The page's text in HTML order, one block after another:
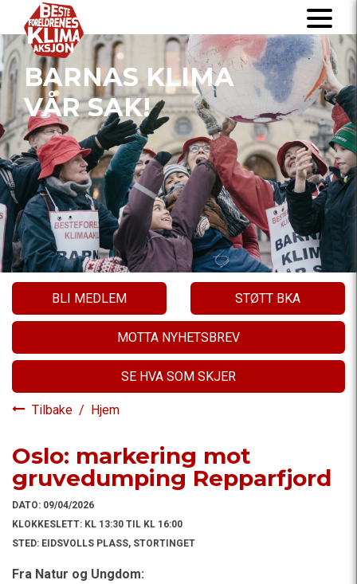
BARNAS KLIMA
VÅR SAK!
BLI MEDLEM STØTT BKA
MOTTA NYHETSBREV
SE HVA SOM SKJER
Tilbake / Hjem
Oslo: markering mot
gruvedumping Repparfjord
DATO: 09/04/2026
KLOKKESLETT: KL 13:30 TIL KL 16:00
STED: EIDSVOLLS PLASS, STORTINGET
Fra Natur og Ungdom: